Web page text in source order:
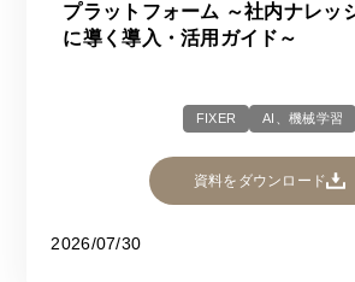
プラットフォーム ～社内ナレッ
に導く導入・活用ガイド～
FIXER AI、機械学習
資料をダウンロード
2026/07/30